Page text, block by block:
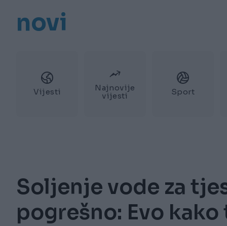
novi
Vijesti
Najnovije
vijesti
Sport
Soljenje vode za
pogrešno: Evo kako